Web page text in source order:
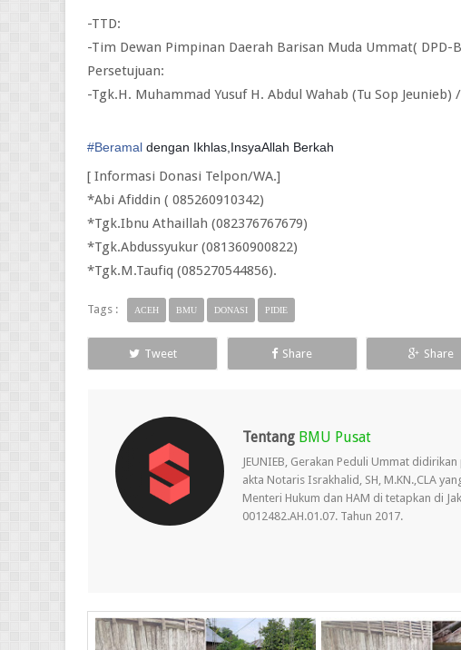
-TTD:
-Tim Dewan Pimpinan Daerah Barisan Muda Ummat( DPD-
Persetujuan:
-Tgk.H. Muhammad Yusuf H. Abdul Wahab (Tu Sop
#Beramal dengan Ikhlas,InsyaAllah Berkah
[ Informasi Donasi Telpon/WA.]
*Abi Afiddin ( 085260910342)
*Tgk.Ibnu Athaillah (082376767679)
*Tgk.Abdussyukur (081360900822)
*Tgk.M.Taufiq (085270544856).
Tags : ACEH BMU DONASI PIDIE
Tweet Share Share
Tentang BMU Pusat
JEUNIEB, Gerakan Peduli Ummat
akta Notaris Israkhalid, SH, M.KN.,CLA
Menteri Hukum dan HAM di tetapkan di
0012482.AH.01.07. Tahun 2017.